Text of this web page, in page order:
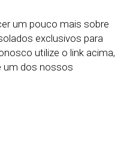
um pouco mais sobre
exclusivos para
utilize o link acima,
um dos nossos